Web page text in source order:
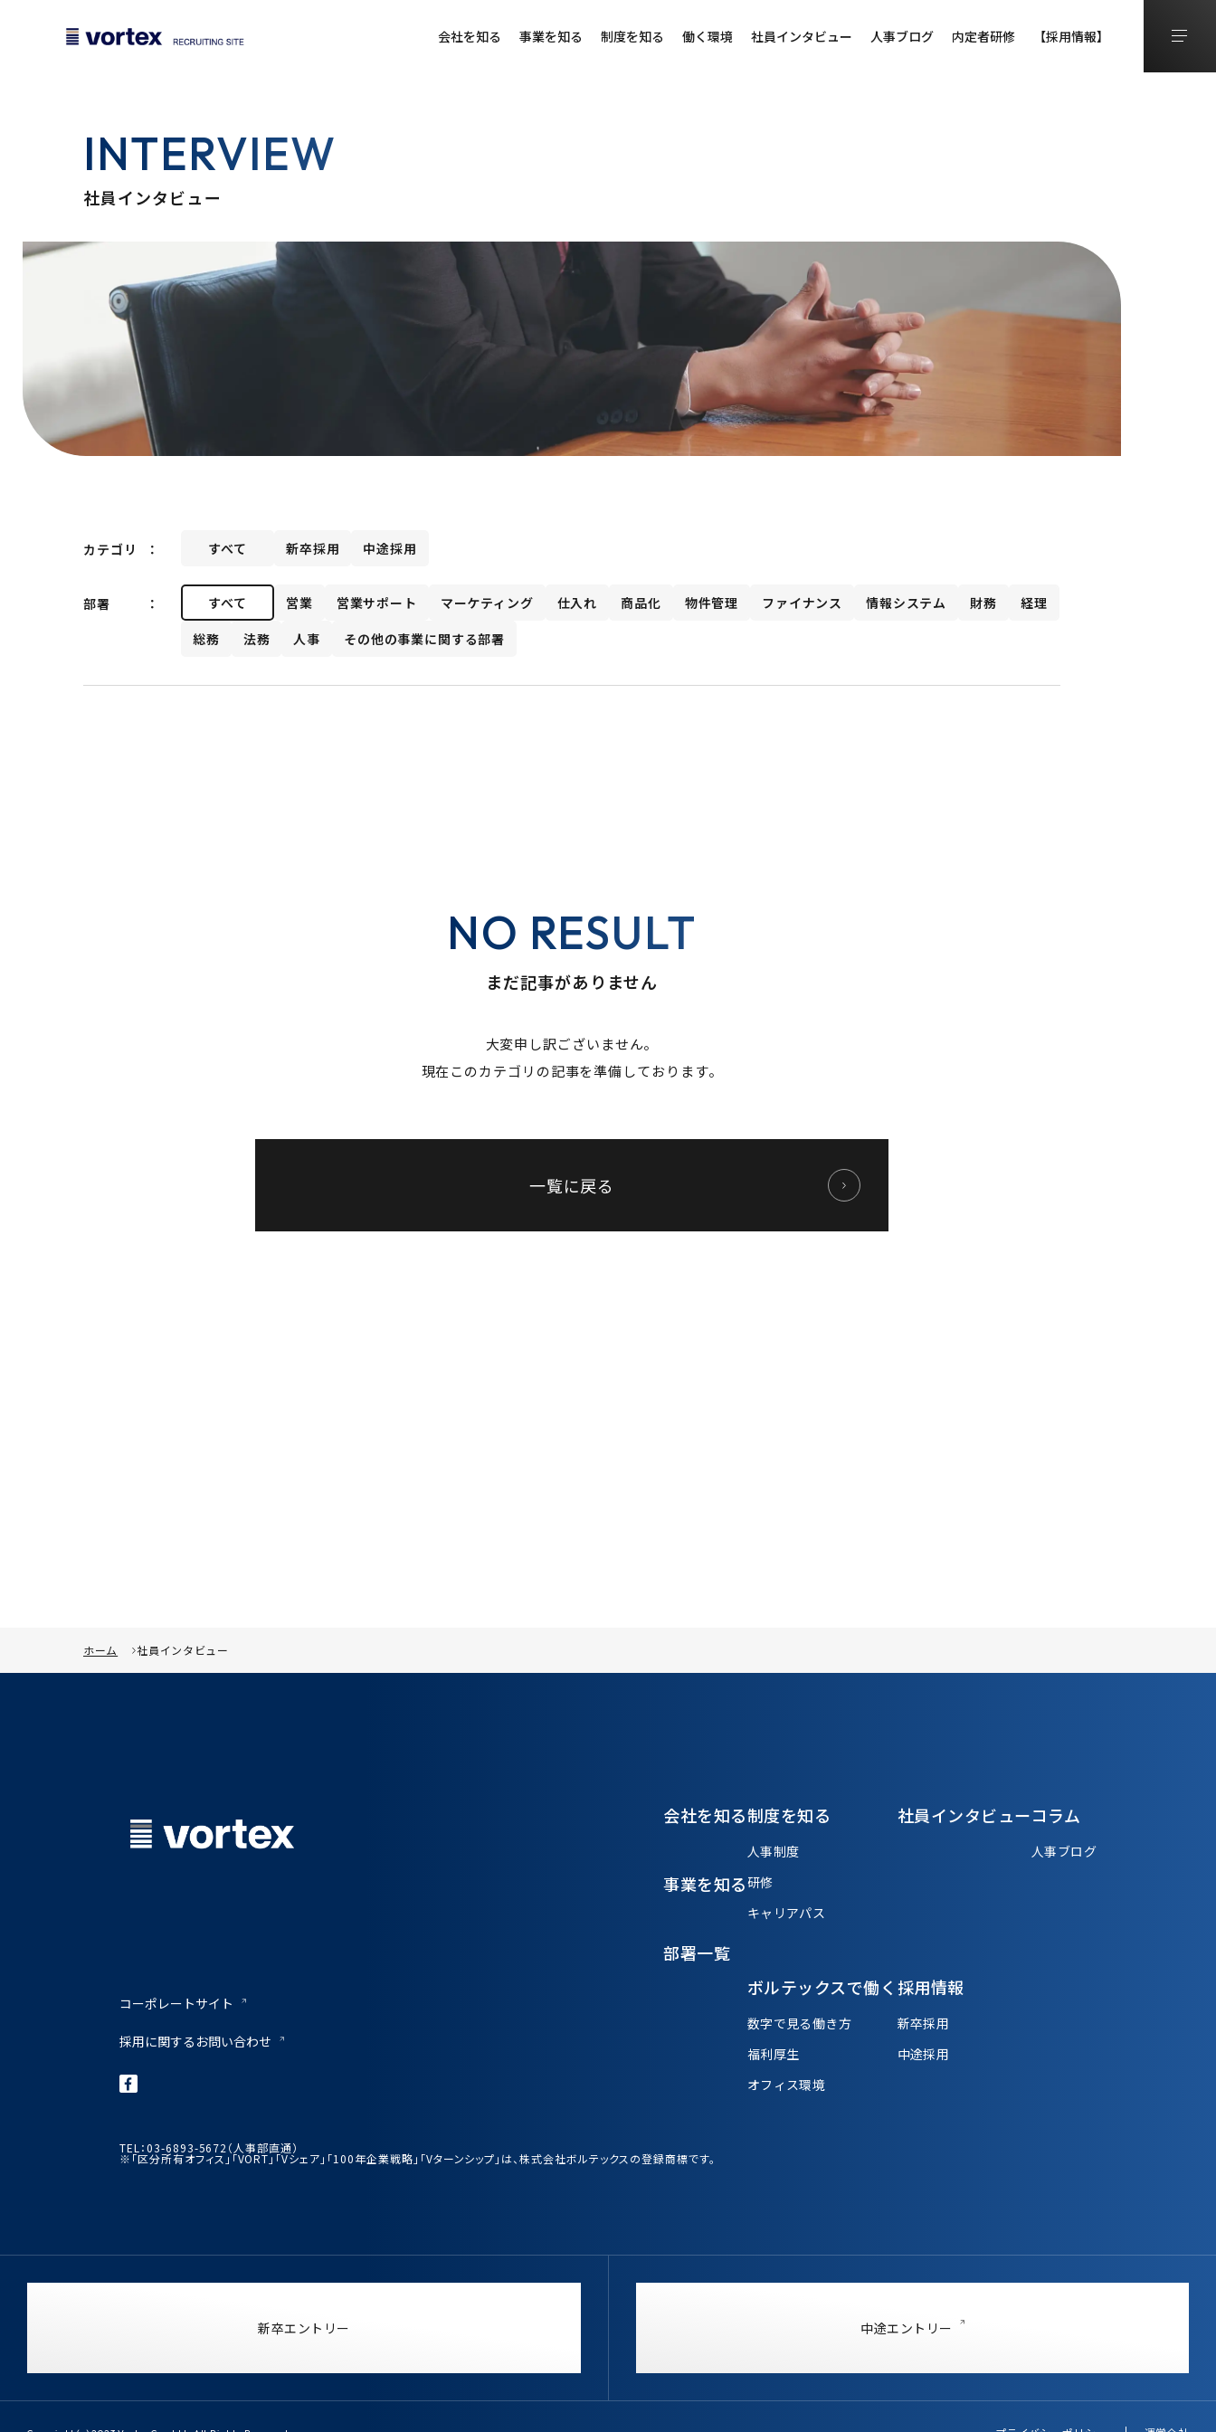
会社を知る 事業を知る 制度を知る 働く環境 社員インタビュー 人事ブログ 内定者研修 【採用情報】
INTERVIEW
社員インタビュー
カテゴリ すべて 新卒採用 中途採用
部署 すべて 営業 営業サポート マーケティング 仕入れ 商品化 物件管理 ファイナンス 情報システム 財務
経理
総務
法務 人事 その他の事業に関する部署
NO RESULT
まだ記事がありません
大変申し訳ございません。
現在このカテゴリの記事を準備しております。
一覧に戻る
ホーム 社員インタビュー
コーポレートサイト
採用に関するお問い合わせ
会社を知る
事業を知る
部署一覧
制度を知る
人事制度
研修
キャリアパス
ボルテックスで働く
数字で見る働き方
福利厚生
オフィス環境
社員インタビュー
採用情報
新卒採用
中途採用
コラム
人事ブログ
TEL：03-6893-5672（人事部直通）
※「区分所有オフィス」「VORT」「Vシェア」「100年企業戦略」「Vターンシップ」は、株式会社ボルテックスの登録商標です。
新卒エントリー 中途エントリー